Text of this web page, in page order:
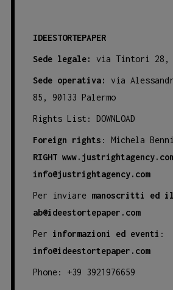
IDEESTORTEPAPER
Sede legale: via Tintori 28,
Sede operativa:
via
85, 90133 Palermo
Rights List: DOWNLOAD
Foreign rights : Michela
RIGHT
info@justrightagency.com
Per inviare manoscritti ed
ab@ideestortepaper.com
Per informazioni ed eventi :
info@ideestortepaper.com
Phone: +39 3921976659